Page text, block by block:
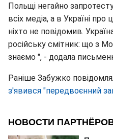
Польщі негайно
всіх медіа, а в Україні
ніхто не повідомив.
російську смітник: що з
знаємо ", - додала
Раніше Забужко
з'явився "передвоєнний